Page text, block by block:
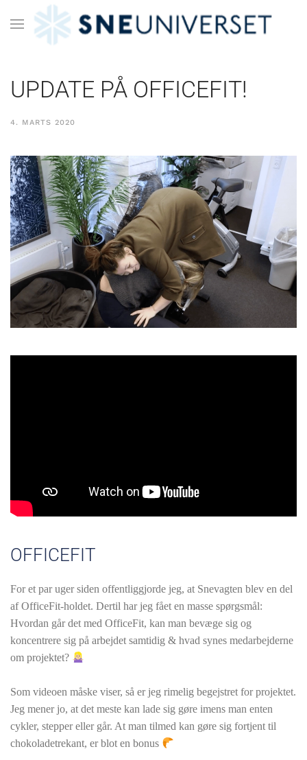
UPDATE PÅ OFFICEFIT!
4. MARTS 2020
OFFICEFIT
For et par uger siden offentliggjorde jeg, at Snevagten blev en del
af OfficeFit-holdet. Dertil har jeg fået en masse spørgsmål:
Hvordan går det med OfficeFit, kan man bevæge sig og
koncentrere sig på arbejdet samtidig & hvad synes medarbejderne
om projektet?
Som videoen måske viser, så er jeg rimelig begejstret for projektet.
Jeg mener jo, at det meste kan lade sig gøre imens man enten
cykler, stepper eller går. At man tilmed kan gøre sig fortjent til
chokoladetrekant, er blot en bonus